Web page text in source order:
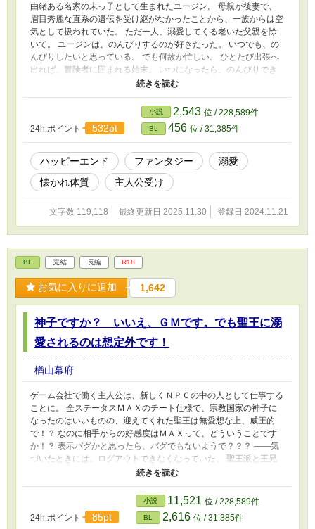
由緒ある名家の末っ子として生まれたユージン。 母親が後妻で、
眉目秀麗な直系の遺伝を受け継がなかったことから、一族からは空
気として扱われていた。 ただ一人、溺愛してくる老いた父親を除
いて。 ユージンは、のんびりするのが好きだった。 いつでも、の
んびりしたいと思っている。 でも何故か忙しい。 ひとたび出張へ
出れば、冒険者に囲まれる始末。 いつになったら、のんびりでき
るのか。もう開き直って、のんびりしていいのか。 果たして、そ
24h.ポイント 532pt
小説 2,543 位 / 228,589件
BL 456 位 / 31,385件
ハッピーエンド ファンタジー
溺愛
懐かれ体質
主人公受け
文字数 119,118 最終更新日 2025.11.30 登録日 2024.11.21
BL 完結 長編 R18
お気に入りに追加 1,642
神子ですか？ いいえ、ＧＭです。でも聖王に溺
愛されるのは想定外です！
楢山幕府
ゲーム会社で働く主人公は、新しくＮＰＣの中の人として仕事する
ことに。 全ステータスＭＡＸのチート仕様で、宗教国家の神子に
なったのはいいものの、迎えてくれた聖王は無愛想な上、威圧的
で！？ なのに相手からの好感度はＭＡＸって、どういうことです
か！？ 表示バグかと思ったら、バグでもないようで？？？ ――気
づいたときには、ログアウトできなくなっていた。 聖王派と王兄
派の対立。 神子を取り巻く環境は、必ずしも平穏とは言い難
く……。 それでも神子として生きることを決めた主人公と、彼を
溺愛する聖王のあまあまなお話。 第8回BL小説大賞にエントリーし
ました。受賞された方々、おめでとうございます！そしてみなさ
ま、お疲れ様でした。
24h.ポイント 85pt
小説 11,521 位 / 228,589件
BL 2,616 位 / 31,385件